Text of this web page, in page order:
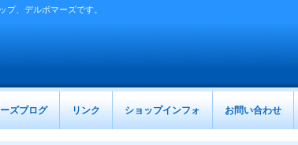
プ、デルボマーズです。
ズブログ リンク ショップインフォ お問い合わせ